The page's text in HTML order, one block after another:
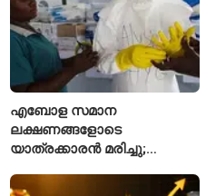
എബോള സമാന
ലക്ഷണങ്ങളോടെ
യാത്രക്കാരൻ മരിച്ചു;
യാത്രക്കാരെ